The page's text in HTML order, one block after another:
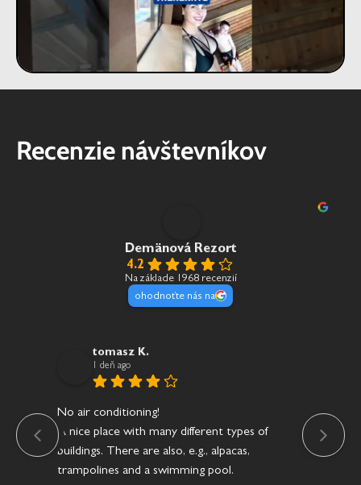
Recenzie návštevníkov
Demänová Rezort
4.2
Na základe 1968 recenzií
ohodnoťte nás na
tomasz K.
1 deň ago
No air conditioning!
A nice place with many different types of
buildings. There are also, e.g., alpacas,
trampolines and a swimming pool.
že